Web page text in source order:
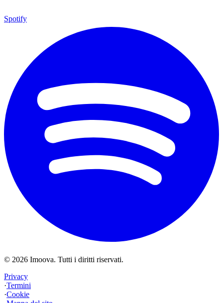
Spotify
© 2026 Imoova. Tutti i diritti riservati.
Privacy
·Termini
·Cookie